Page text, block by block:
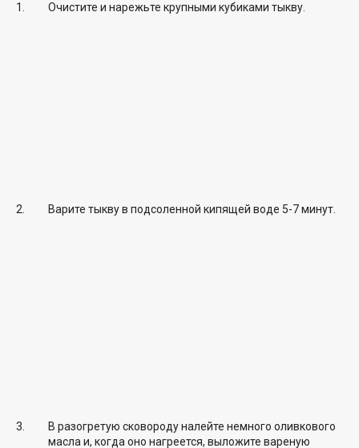
Очистите и нарежьте крупными кубиками тыкву.
Варите тыкву в подсоленной кипящей воде 5-7 минут.
В разогретую сковороду налейте немного оливкового
масла и, когда оно нагреется, выложите вареную